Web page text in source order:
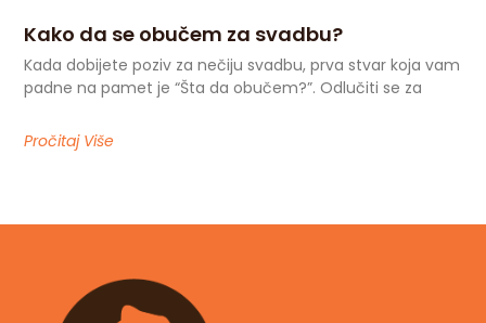
Kako da se obučem za svadbu?
Kada dobijete poziv za nečiju svadbu, prva stvar koja vam
padne na pamet je “Šta da obučem?”. Odlučiti se za
Pročitaj Više